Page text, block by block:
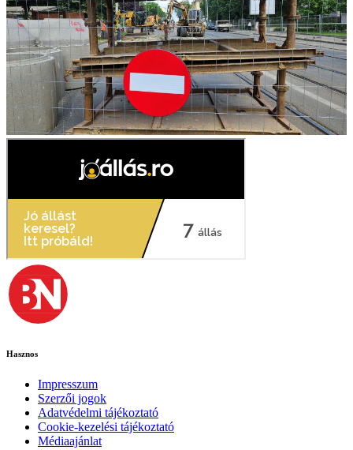
Hasznos
Impresszum
Szerzői jogok
Adatvédelmi tájékoztató
Cookie-kezelési tájékoztató
Médiaajánlat